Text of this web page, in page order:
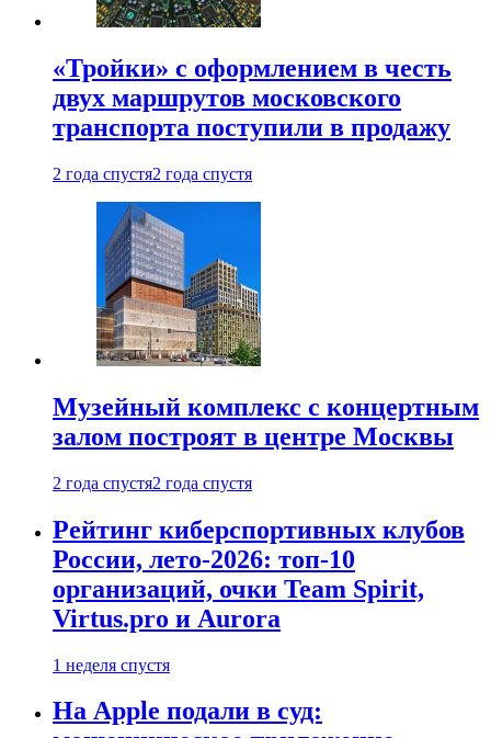
«Тройки» с оформлением в честь
двух маршрутов московского
транспорта поступили в продажу
2 года спустя2 года спустя
Музейный комплекс с концертным
залом построят в центре Москвы
2 года спустя2 года спустя
Рейтинг киберспортивных клубов
России, лето-2026: топ-10
организаций, очки Team Spirit,
Virtus.pro и Aurora
1 неделя спустя
На Apple подали в суд: